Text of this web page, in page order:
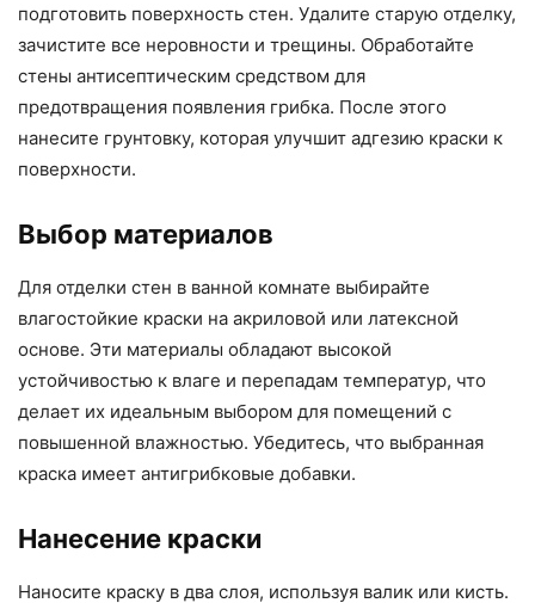
подготовить поверхность стен. Удалите старую отделку,
зачистите все неровности и трещины. Обработайте
стены антисептическим средством для
предотвращения появления грибка. После этого
нанесите грунтовку, которая улучшит адгезию краски к
поверхности.
Выбор материалов
Для отделки стен в ванной комнате выбирайте
влагостойкие краски на акриловой или латексной
основе. Эти материалы обладают высокой
устойчивостью к влаге и перепадам температур, что
делает их идеальным выбором для помещений с
повышенной влажностью. Убедитесь, что выбранная
краска имеет антигрибковые добавки.
Нанесение краски
Наносите краску в два слоя, используя валик или кисть.